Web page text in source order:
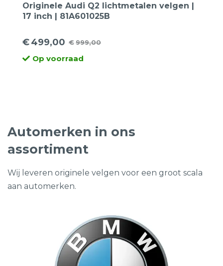
Originele Audi Q2 lichtmetalen velgen |
17 inch | 81A601025B
€999,00
Oorspronkelijke
prijs
€499,00
Huidige
prijsOp voorraad
Automerken in ons
assortiment
Wij leveren originele velgen voor een groot scala
aan automerken.